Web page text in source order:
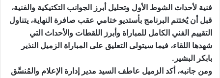
فنية لأحداث الشوط الأول وتحليل أبرز الجوانب التكتيكية والفنية،
قبل أن يُختتم البرنامج بأستديو ختامي عقب صافرة النهاية، يتناول
التقييم الفني الكامل للمباراة وأبرز اللقطات والأحداث التي
شهدها اللقاء، فيما سيتولى التعليق على المباراة الزميل النذير
بابكر البشير.
ومن جانبه، أكد الزميل عاطف السيد مدير إدارة الإعلام والمُنسِّق